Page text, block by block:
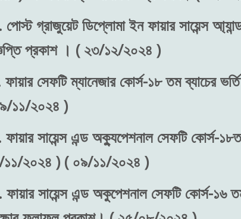
গ্রাজুয়েট ডিপ্লোমা ইন ফায়ার সায়েন্স
প্রকাশ । ( ২৩/১২/২০২৪ )
সেফটি ম্যানেজার কোর্স-১৮ তম ব্যাচের
১১/২০২৪ )
সায়েন্স এন্ড অক্যুপেশনাল সেফটি কোর্স-
২০২৪ ) ( ০৯/১১/২০২৪ )
সায়েন্স এন্ড অকুপেশনাল সেফটি কোর্স-১৬